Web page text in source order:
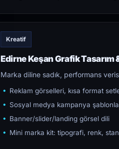
Kreatif
Edirne Keşan Grafik Tasarım
Marka diline sadık, performans
Reklam görselleri, kısa format
Sosyal medya kampanya
Banner/slider/landing görsel dili
Mini marka kit: tipografi, renk,